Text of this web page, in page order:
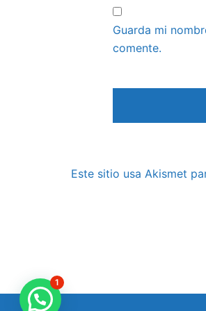
Guarda mi
comente.
Este sitio usa Akismet
1